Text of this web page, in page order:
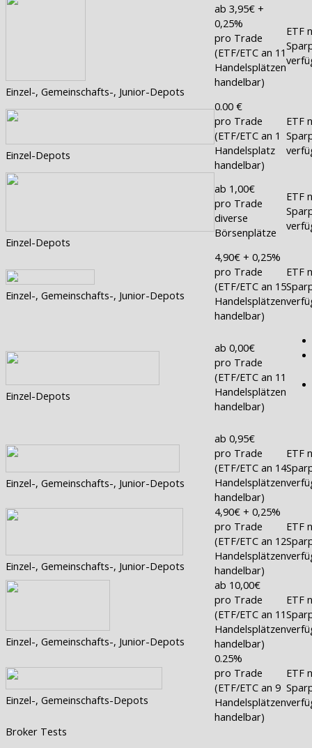
Einzel-, Gemeinschafts-, Junior-Depots
ab 3,95€ +
0,25%
pro Trade
(ETF/ETC an 11
Handelsplätzen
handelbar)
ETF
Einzel-Depots
0.00 €
pro Trade
(ETF/ETC an 1
Handelsplatz
handelbar)
ETF
Einzel-Depots
ab 1,00€
pro Trade
diverse
Börsenplätze
ETF
Einzel-, Gemeinschafts-, Junior-Depots
4,90€ + 0,25%
pro Trade
(ETF/ETC an 15
Handelsplätzen
handelbar)
ETF
Einzel-Depots
ab 0,00€
pro Trade
(ETF/ETC an 11
Handelsplätzen
handelbar)
Einzel-, Gemeinschafts-, Junior-Depots
ab 0,95€
pro Trade
(ETF/ETC an 14
Handelsplätzen
handelbar)
ETF
Einzel-, Gemeinschafts-, Junior-Depots
4,90€ + 0,25%
pro Trade
(ETF/ETC an 12
Handelsplätzen
handelbar)
ETF
Einzel-, Gemeinschafts-, Junior-Depots
ab 10,00€
pro Trade
(ETF/ETC an 11
Handelsplätzen
handelbar)
ETF
Einzel-, Gemeinschafts-Depots
0.25%
pro Trade
(ETF/ETC an 9
Handelsplätzen
handelbar)
ETF
Broker Tests